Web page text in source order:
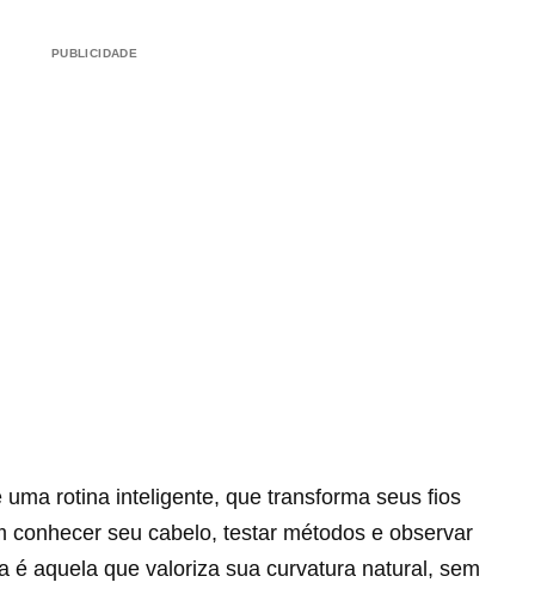
PUBLICIDADE
rotina inteligente, que transforma seus fios
conhecer seu cabelo, testar métodos e observar
é aquela que valoriza sua curvatura natural, sem